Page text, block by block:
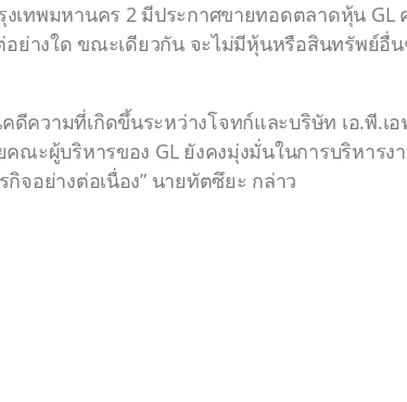
เทพมหานคร 2 มีประกาศขายทอดตลาดหุ้น GL
ย่างใด ขณะเดียวกัน จะไม่มีหุ้นหรือสินทรัพย์อื่น
ความที่เกิดขึ้นระหว่างโจทก์และบริษัท เอ.พี.เ
ณะผู้บริหารของ GL ยังคงมุ่งมั่นในการบริหาร
จอย่างต่อเนื่อง” นายทัตซึยะ กล่าว